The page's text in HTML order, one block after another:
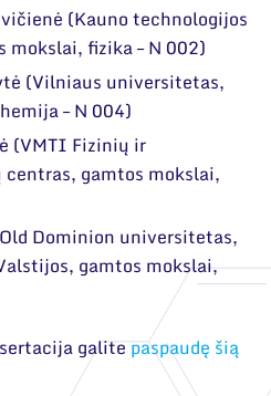
(Kauno technologijos
fizika – N 002)
(Vilniaus universitetas,
– N 004)
(VMTI Fizinių ir
gamtos mokslai,
Dominion universitetas,
gamtos mokslai,
galitepaspaudę šią